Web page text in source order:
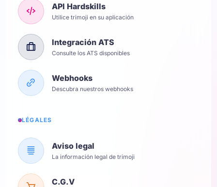
API Hardskills
Utilice trimoji en su aplicación
Integración ATS
Consulte los ATS disponibles
Webhooks
Descubra nuestros webhooks
LÉGALES
Aviso legal
La información legal de trimoji
C.G.V